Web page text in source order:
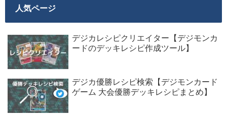
人気ページ
デジカレシピクリエイター【デジモンカ
ードのデッキレシピ作成ツール】
デジカ優勝レシピ検索【デジモンカード
ゲーム 大会優勝デッキレシピまとめ】